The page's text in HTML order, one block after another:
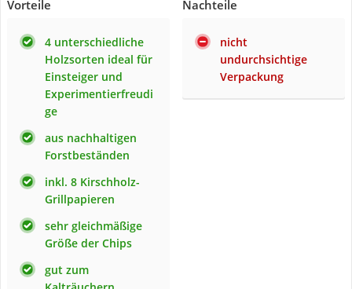
Vorteile
4 unterschiedliche
Holzsorten ideal für
Einsteiger und
Experimentierfreudi
ge
aus nachhaltigen
Forstbeständen
inkl. 8 Kirschholz-
Grillpapieren
sehr gleichmäßige
Größe der Chips
gut zum
Nachteile
nicht
undurchsichtige
Verpackung